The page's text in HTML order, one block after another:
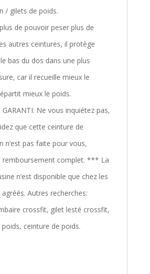
/ gilets de poids.
de pouvoir peser plus de
autres ceintures, il protège
bas du dos dans une plus
car il recueille mieux le
mieux le poids.
Ne vous inquiétez pas,
que cette ceinture de
n’est pas faite pour vous,
remboursement complet. *** La
n’est disponible que chez les
Autres recherches:
crossfit, gilet lesté crossfit,
ceinture de poids.